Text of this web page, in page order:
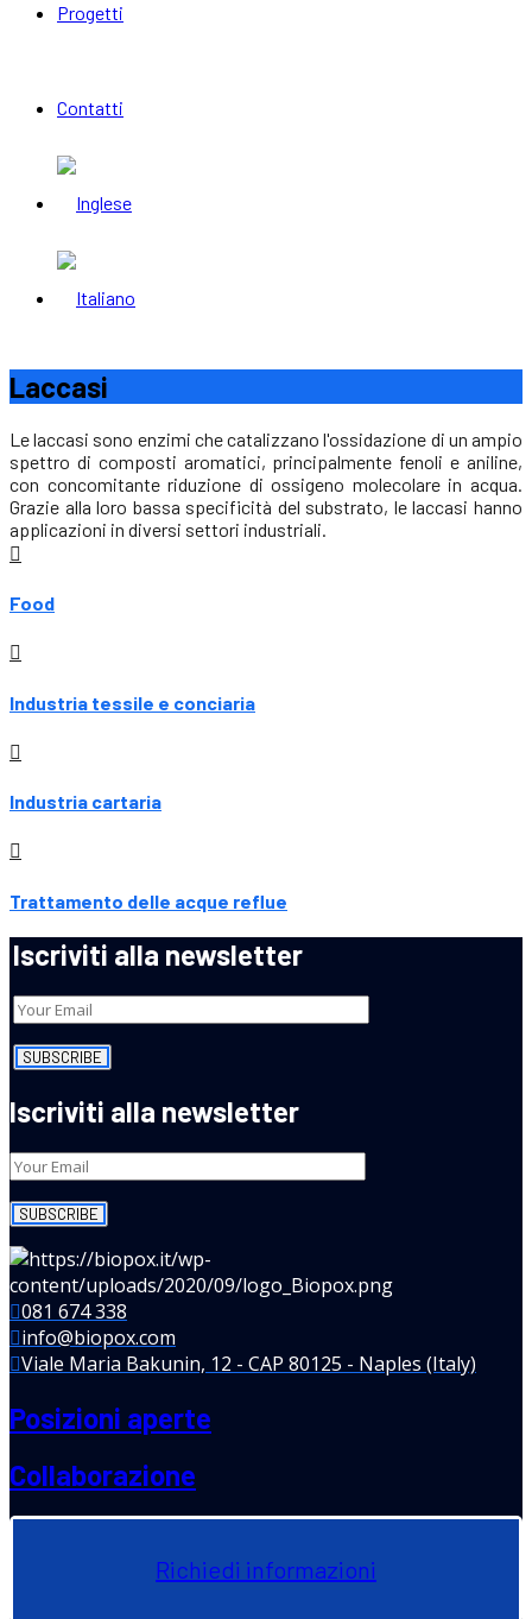
Progetti
Contatti
Laccasi
Le laccasi sono enzimi che catalizzano l'ossidazione di un ampio
spettro di composti aromatici, principalmente fenoli e aniline,
con concomitante riduzione di ossigeno molecolare in acqua.
Grazie alla loro bassa specificità del substrato, le laccasi hanno
applicazioni in diversi settori industriali.
Food
Industria tessile e conciaria
Industria cartaria
Trattamento delle acque reflue
Iscriviti alla newsletter
Iscriviti alla newsletter
081 674 338
info@biopox.com
Viale Maria Bakunin, 12 - CAP 80125 - Naples (Italy)
Posizioni aperte
Collaborazione
Richiedi informazioni